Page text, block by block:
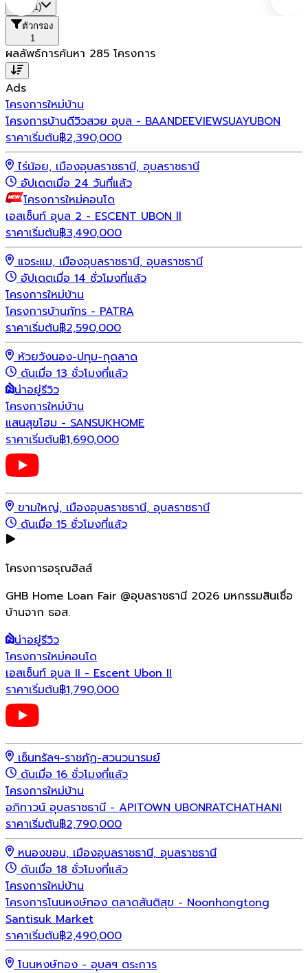
(1)
ตัวกรอง
1
ผลลัพธ์การค้นหา 285 โครงการ
Ads
โครงการใหม่บ้าน
โครงการบ้านดีวิวสวย อุบล - BAANDEEVIEWSUAYUBON
ราคาเริ่มต้น฿2,390,000
ไร่น้อย, เมืองอุบลราชธานี, อุบลราชธานี
อัปเดตเมื่อ 24 วันที่แล้ว
โครงการใหม่คอนโด
เอสเซ็นท์ อุบล 2 - ESCENT UBON ll
ราคาเริ่มต้น฿3,490,000
แจระแม, เมืองอุบลราชธานี, อุบลราชธานี
อัปเดตเมื่อ 14 ชั่วโมงที่แล้ว
โครงการใหม่บ้าน
โครงการบ้านภัทร - PATRA
ราคาเริ่มต้น฿2,590,000
ห้วยวังนอง-ปทุม-กุดลาด
ดันเมื่อ 13 ชั่วโมงที่แล้ว
น่าอยู่รีวิว
โครงการใหม่บ้าน
แสนสุขโฮม - SANSUKHOME
ราคาเริ่มต้น฿1,690,000
ขามใหญ่, เมืองอุบลราชธานี, อุบลราชธานี
ดันเมื่อ 15 ชั่วโมงที่แล้ว
โครงการอรุณฮิลส์
GHB Home Loan Fair @อุบลราชธานี 2026 มหกรรมสินเชื่อ
บ้านจาก ธอส.
น่าอยู่รีวิว
โครงการใหม่คอนโด
เอสเซ็นท์ อุบล II - Escent Ubon II
ราคาเริ่มต้น฿1,790,000
เซ็นทรัลฯ-ราชภัฏ-สวนวนารมย์
ดันเมื่อ 16 ชั่วโมงที่แล้ว
โครงการใหม่บ้าน
อภิทาวน์ อุบลราชธานี - APITOWN UBONRATCHATHANI
ราคาเริ่มต้น฿2,790,000
หนองขอน, เมืองอุบลราชธานี, อุบลราชธานี
ดันเมื่อ 18 ชั่วโมงที่แล้ว
โครงการใหม่บ้าน
โครงการโนนหงษ์ทอง ตลาดสันติสุข - Noonhongtong
Santisuk Market
ราคาเริ่มต้น฿2,490,000
โนนหงษ์ทอง - อุบลฯ ตระการ